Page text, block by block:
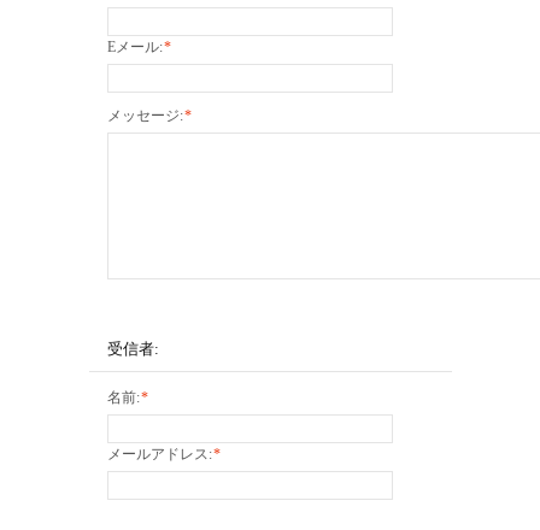
*
Eメール:
*
メッセージ:
受信者:
*
名前:
*
メールアドレス: